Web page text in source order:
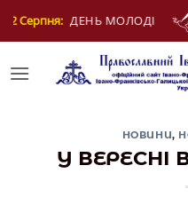
12 Серпня:
НОВИНИ,
У ВЕРЕСНІ